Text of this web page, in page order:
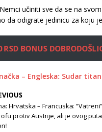
učiniti sve da se na
da odigrate jedinicu za koju
BONUS
– Engleska: Sudar
Hrvatska – Francuska:
protiv Austrije, ali je ovog